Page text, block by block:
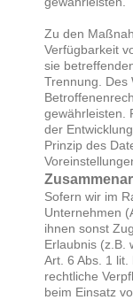
Zu den
Verfügbarkeit
sie
Trennung. Des
gewährleisten.
der
Prinzip des
Sofern wir im
Unternehmen
ihnen sonst
Erlaubnis (z.B.
Art. 6 Abs. 1
rechtliche
beim Einsatz